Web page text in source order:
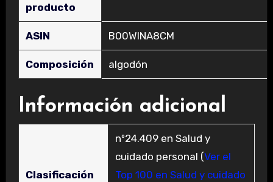
producto
ASIN ‎B00WINA8CM
Composición ‎algodón
Información adicional
Clasificación
nº24.409 en Salud y
cuidado personal (Ver el
Top 100 en Salud y cuidado